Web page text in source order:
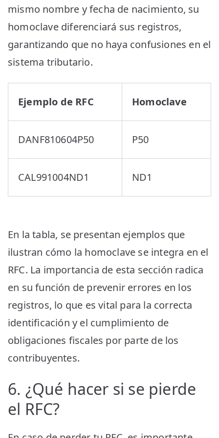
mismo nombre y fecha de nacimiento, su
homoclave diferenciará sus registros,
garantizando que no haya confusiones en el
sistema tributario.
Ejemplo de RFC Homoclave
DANF810604P50 P50
CAL991004ND1 ND1
En la tabla, se presentan ejemplos que
ilustran cómo la homoclave se integra en el
RFC. La importancia de esta sección radica
en su función de prevenir errores en los
registros, lo que es vital para la correcta
identificación y el cumplimiento de
obligaciones fiscales por parte de los
contribuyentes.
6. ¿Qué hacer si se pierde
el RFC?